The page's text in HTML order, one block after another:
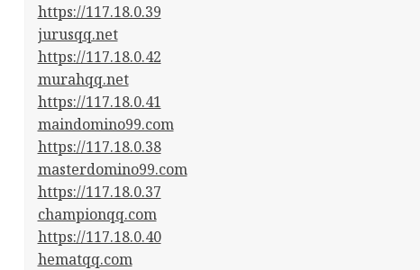
https://117.18.0.39
jurusqq.net
https://117.18.0.42
murahqq.net
https://117.18.0.41
maindomino99.com
https://117.18.0.38
masterdomino99.com
https://117.18.0.37
championqq.com
https://117.18.0.40
hematqq.com